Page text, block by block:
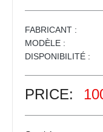
FABRICANT :
MODÈLE :
DISPONIBILITÉ :
PRICE: